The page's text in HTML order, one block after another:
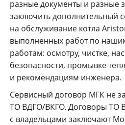
разные документы и
заключить дополнительный
на обслуживание котла
выполненных работ по
работам: осмотру, чистке,
безопасности, промывке
и рекомендациям инженера.
Сервисный договор МГК не
ТО ВДГО/ВКГО. Договоры ТО
с владельцами заключают